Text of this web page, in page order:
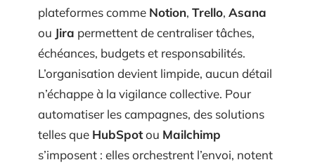
plateformes comme Notion, Trello, Asana
ou Jira permettent de centraliser tâches,
échéances, budgets et responsabilités.
L’organisation devient limpide, aucun détail
n’échappe à la vigilance collective. Pour
automatiser les campagnes, des solutions
telles que HubSpotou Mailchimp
s’imposent : elles orchestrent l’envoi, notent